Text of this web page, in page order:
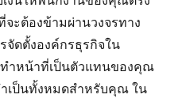
จะต้องข้ามผ่านวงจรทาง
จัดตั้งองค์กรธุรกิจใน
ำหน้าที่เป็นตัวแทนของคุณ
เป็นทั้งหมดสำหรับคุณ ใน